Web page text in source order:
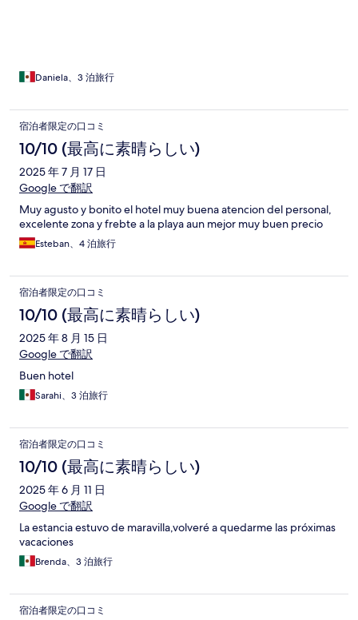
Daniela、3 泊旅行
宿泊者限定の口コミ
10/10 (最高に素晴らしい)
2025 年 7 月 17 日
Google で翻訳
Muy agusto y bonito el hotel muy buena atencion del personal,
excelente zona y frebte a la playa aun mejor muy buen precio
Esteban、4 泊旅行
宿泊者限定の口コミ
10/10 (最高に素晴らしい)
2025 年 8 月 15 日
Google で翻訳
Buen hotel
Sarahi、3 泊旅行
宿泊者限定の口コミ
10/10 (最高に素晴らしい)
2025 年 6 月 11 日
Google で翻訳
La estancia estuvo de maravilla,volveré a quedarme las próximas
vacaciones
Brenda、3 泊旅行
宿泊者限定の口コミ